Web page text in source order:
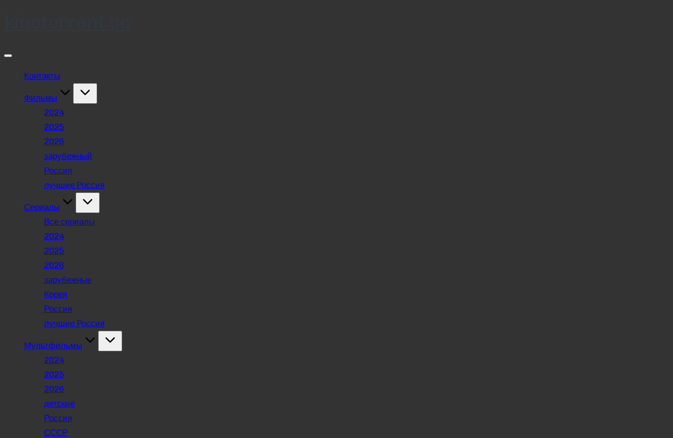
Контакты
Фильмы
2024
2025
2026
зарубежный
Россия
лучшие Россия
Сериалы
Все сериалы
2024
2025
2026
зарубежные
Корея
Россия
лучшие Россия
Мультфильмы
2024
2025
2026
детские
Россия
СССР